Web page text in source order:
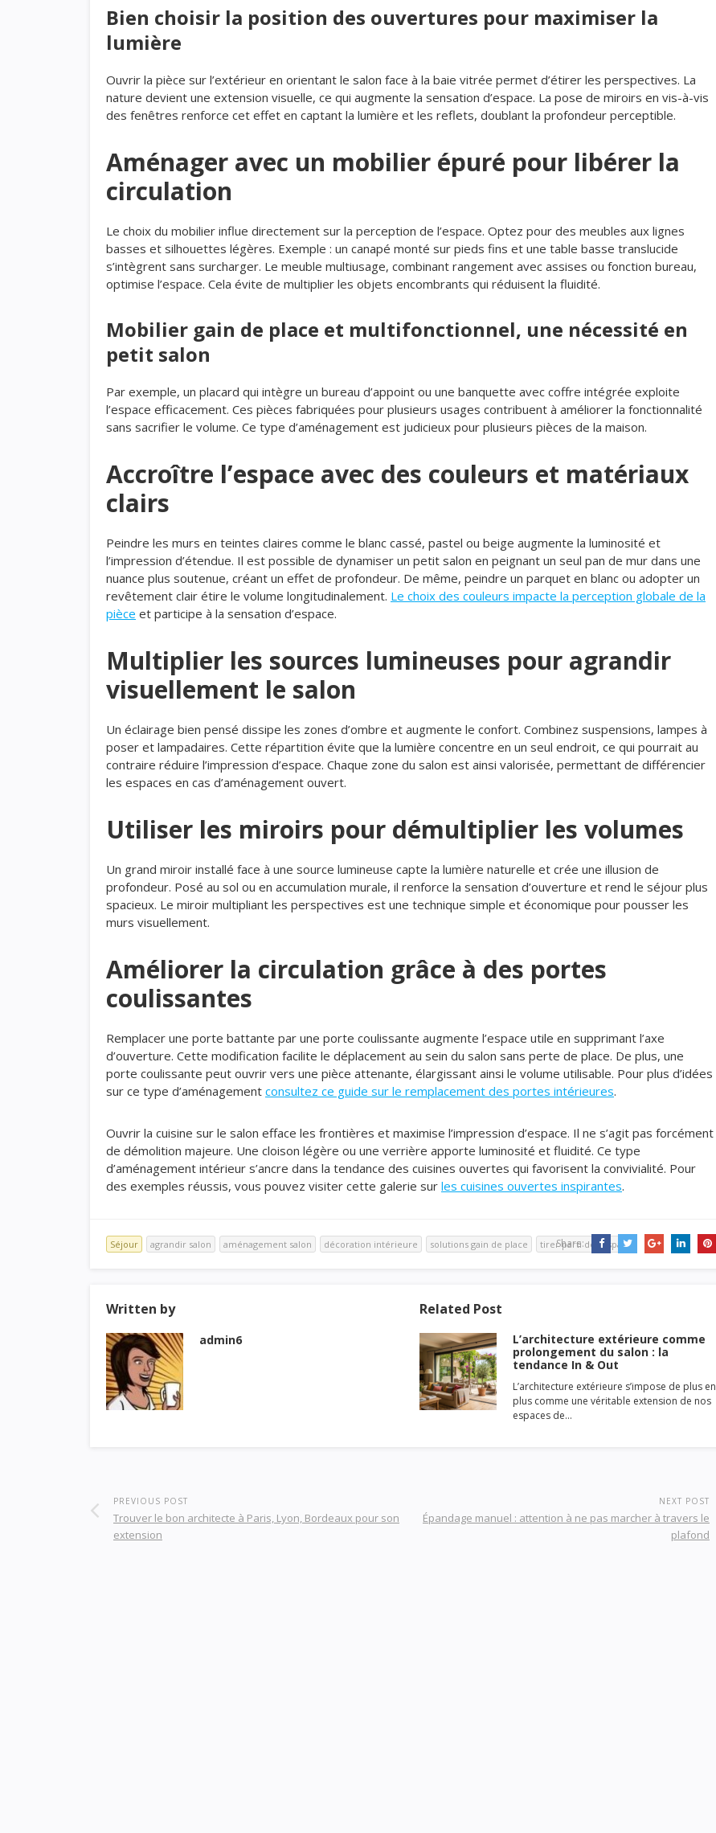
Bien choisir la position des ouvertures pour maximiser la
lumière
Ouvrir la pièce sur l’extérieur en orientant le salon face à la baie vitrée permet d’étirer les perspectives. La
nature devient une extension visuelle, ce qui augmente la sensation d’espace. La pose de miroirs en vis-à-vis
des fenêtres renforce cet effet en captant la lumière et les reflets, doublant la profondeur perceptible.
Aménager avec un mobilier épuré pour libérer la
circulation
Le choix du mobilier influe directement sur la perception de l’espace. Optez pour des meubles aux lignes
basses et silhouettes légères. Exemple : un canapé monté sur pieds fins et une table basse translucide
s’intègrent sans surcharger. Le meuble multiusage, combinant rangement avec assises ou fonction bureau,
optimise l’espace. Cela évite de multiplier les objets encombrants qui réduisent la fluidité.
Mobilier gain de place et multifonctionnel, une nécessité en
petit salon
Par exemple, un placard qui intègre un bureau d’appoint ou une banquette avec coffre intégrée exploite
l’espace efficacement. Ces pièces fabriquées pour plusieurs usages contribuent à améliorer la fonctionnalité
sans sacrifier le volume. Ce type d’aménagement est judicieux pour plusieurs pièces de la maison.
Accroître l’espace avec des couleurs et matériaux
clairs
Peindre les murs en teintes claires comme le blanc cassé, pastel ou beige augmente la luminosité et
l’impression d’étendue. Il est possible de dynamiser un petit salon en peignant un seul pan de mur dans une
nuance plus soutenue, créant un effet de profondeur. De même, peindre un parquet en blanc ou adopter un
revêtement clair étire le volume longitudinalement. Le choix des couleurs impacte la perception globale de la
pièce et participe à la sensation d’espace.
Multiplier les sources lumineuses pour agrandir
visuellement le salon
Un éclairage bien pensé dissipe les zones d’ombre et augmente le confort. Combinez suspensions, lampes à
poser et lampadaires. Cette répartition évite que la lumière concentre en un seul endroit, ce qui pourrait au
contraire réduire l’impression d’espace. Chaque zone du salon est ainsi valorisée, permettant de différencier
les espaces en cas d’aménagement ouvert.
Utiliser les miroirs pour démultiplier les volumes
Un grand miroir installé face à une source lumineuse capte la lumière naturelle et crée une illusion de
profondeur. Posé au sol ou en accumulation murale, il renforce la sensation d’ouverture et rend le séjour plus
spacieux. Le miroir multipliant les perspectives est une technique simple et économique pour pousser les
murs visuellement.
Améliorer la circulation grâce à des portes
coulissantes
Remplacer une porte battante par une porte coulissante augmente l’espace utile en supprimant l’axe
d’ouverture. Cette modification facilite le déplacement au sein du salon sans perte de place. De plus, une
porte coulissante peut ouvrir vers une pièce attenante, élargissant ainsi le volume utilisable. Pour plus d’idées
sur ce type d’aménagement consultez ce guide sur le remplacement des portes intérieures.
Ouvrir la cuisine sur le salon efface les frontières et maximise l’impression d’espace. Il ne s’agit pas forcément
de démolition majeure. Une cloison légère ou une verrière apporte luminosité et fluidité. Ce type
d’aménagement intérieur s’ancre dans la tendance des cuisines ouvertes qui favorisent la convivialité. Pour
des exemples réussis, vous pouvez visiter cette galerie sur les cuisines ouvertes inspirantes.
Séjour agrandir salon aménagement salon décoration intérieure solutions gain de place tirer parti de l'espace
Share:
Written by
admin6
Related Post
L’architecture extérieure comme
prolongement du salon : la
tendance In & Out
L’architecture extérieure s’impose de plus en
plus comme une véritable extension de nos
espaces de…
PREVIOUS POST
Trouver le bon architecte à Paris, Lyon, Bordeaux pour son
extension
NEXT POST
Épandage manuel : attention à ne pas marcher à travers le
plafond